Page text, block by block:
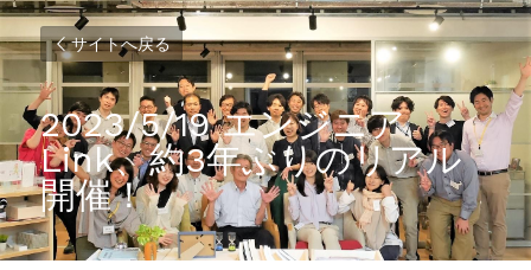
サイトへ戻る
2023/5/19 エンジニア
Link、約3年ぶりのリアル
開催！